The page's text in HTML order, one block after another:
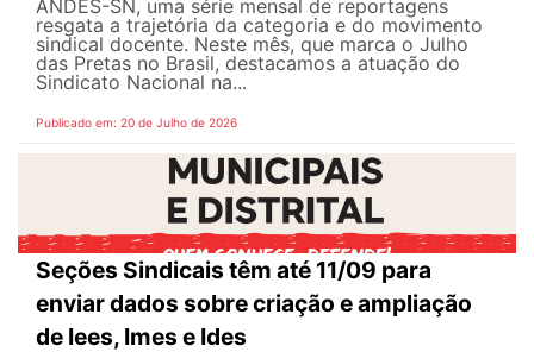
ANDES-SN, uma série mensal de reportagens
resgata a trajetória da categoria e do movimento
sindical docente. Neste mês, que marca o Julho
das Pretas no Brasil, destacamos a atuação do
Sindicato Nacional na...
Publicado em: 20 de Julho de 2026
Seções Sindicais têm até 11/09 para
enviar dados sobre criação e ampliação
de Iees, Imes e Ides